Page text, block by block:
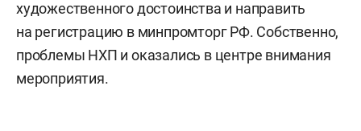
художественного достоинства и направить
на регистрацию в минпромторг РФ. Собственно,
проблемы НХП и оказались в центре внимания
мероприятия.